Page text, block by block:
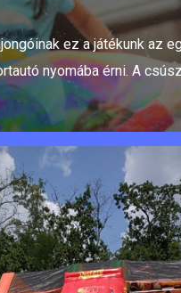
ez a játékunk az
nyomába érni. A